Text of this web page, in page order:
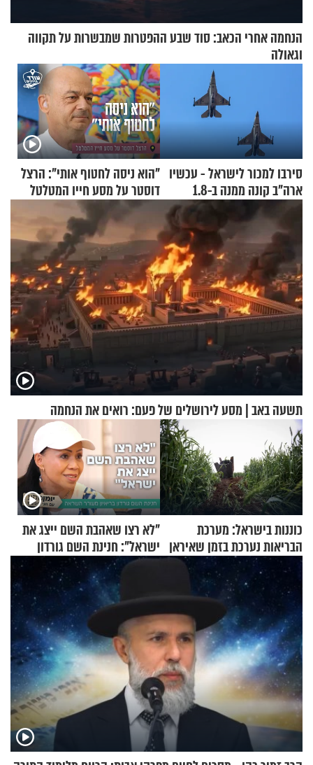
הנחמה אחרי הכאב: סוד שבע ההפטרות שמבשרות על תקווה
וגאולה
סירבו למכור לישראל - עכשיו
ארה"ב קונה ממנה ב-1.8
מיליארד דולר
"הוא ניסה לחטוף אותי": הרצל
דוסטר על מסע חייו המטלטל
תשעה באב | מסע לירושלים של פעם: רואים את הנחמה
כוננות בישראל: מערכת
הבריאות נערכת בזמן שאיראן
מאיימת על הבריטים
"לא רצו שאהבת השם ייצג את
ישראל": חנינת השם גורדון
בריאיון מעורר השראה